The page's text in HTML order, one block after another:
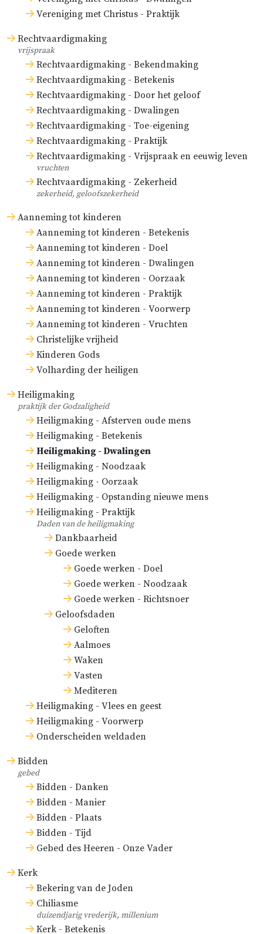
Vereniging met Christus - Praktijk
Rechtvaardigmaking
vrijspraak
Rechtvaardigmaking - Bekendmaking
Rechtvaardigmaking - Betekenis
Rechtvaardigmaking - Door het geloof
Rechtvaardigmaking - Dwalingen
Rechtvaardigmaking - Toe-eigening
Rechtvaardigmaking - Praktijk
Rechtvaardigmaking - Vrijspraak en eeuwig leven
vruchten
Rechtvaardigmaking - Zekerheid
zekerheid, geloofszekerheid
Aanneming tot kinderen
Aanneming tot kinderen - Betekenis
Aanneming tot kinderen - Doel
Aanneming tot kinderen - Dwalingen
Aanneming tot kinderen - Oorzaak
Aanneming tot kinderen - Praktijk
Aanneming tot kinderen - Voorwerp
Aanneming tot kinderen - Vruchten
Christelijke vrijheid
Kinderen Gods
Volharding der heiligen
Heiligmaking
praktijk der Godzaligheid
Heiligmaking - Afsterven oude mens
Heiligmaking - Betekenis
Heiligmaking - Dwalingen
Heiligmaking - Noodzaak
Heiligmaking - Oorzaak
Heiligmaking - Opstanding nieuwe mens
Heiligmaking - Praktijk
Daden van de heiligmaking
Dankbaarheid
Goede werken
Goede werken - Doel
Goede werken - Noodzaak
Goede werken - Richtsnoer
Geloofsdaden
Geloften
Aalmoes
Waken
Vasten
Mediteren
Heiligmaking - Vlees en geest
Heiligmaking - Voorwerp
Onderscheiden weldaden
Bidden
gebed
Bidden - Danken
Bidden - Manier
Bidden - Plaats
Bidden - Tijd
Gebed des Heeren - Onze Vader
Kerk
Bekering van de Joden
Chiliasme
duizendjarig vrederijk, millenium
Kerk - Betekenis